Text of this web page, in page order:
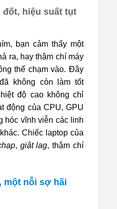
hiệu suất tụt
bạn cảm thấy một
ra, hay thậm chí máy
thể chạm vào. Đây
không còn làm tốt
độ cao không chỉ
động của CPU, GPU
hóc vĩnh viễn các linh
Chiếc laptop của
, giật lag, thậm chí
một nỗi sợ hãi